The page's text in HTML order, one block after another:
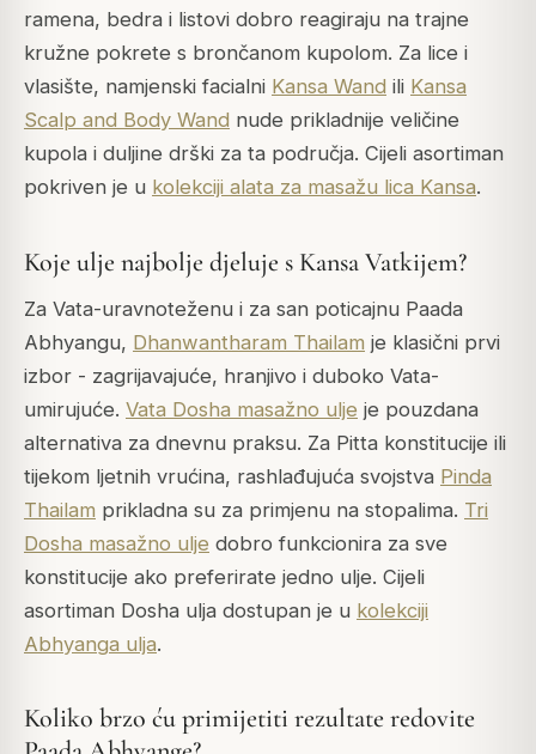
ramena, bedra i listovi dobro reagiraju na trajne
kružne pokrete s brončanom kupolom. Za lice i
vlasište, namjenski facialni Kansa Wand ili Kansa
Scalp and Body Wand nude prikladnije veličine
kupola i duljine drški za ta područja. Cijeli asortiman
pokriven je u kolekciji alata za masažu lica Kansa.
Koje ulje najbolje djeluje s Kansa Vatkijem?
Za Vata-uravnoteženu i za san poticajnu Paada
Abhyangu, Dhanwantharam Thailam je klasični prvi
izbor - zagrijavajuće, hranjivo i duboko Vata-
umirujuće. Vata Dosha masažno ulje je pouzdana
alternativa za dnevnu praksu. Za Pitta konstitucije ili
tijekom ljetnih vrućina, rashlađujuća svojstva Pinda
Thailam prikladna su za primjenu na stopalima. Tri
Dosha masažno ulje dobro funkcionira za sve
konstitucije ako preferirate jedno ulje. Cijeli
asortiman Dosha ulja dostupan je u kolekciji
Abhyanga ulja.
Koliko brzo ću primijetiti rezultate redovite